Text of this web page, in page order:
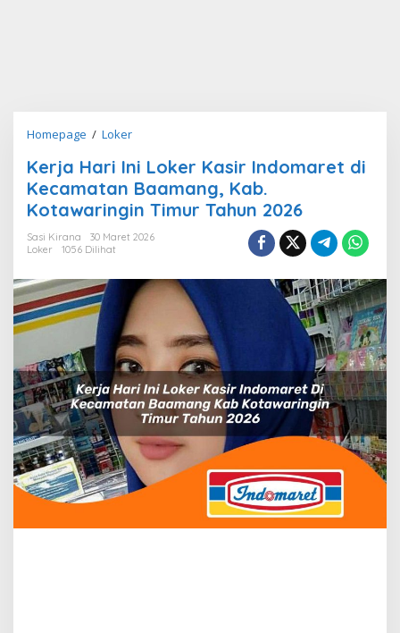
Homepage / LokerKerja
Ini
Loker
Kasir
di
Baamang,
Kab.
Kotawaringin
Timur
Tahun
2026
Kerja Hari Ini Loker Kasir Indomaret di
Kecamatan Baamang, Kab.
Kotawaringin Timur Tahun 2026
Sasi Kirana
30 Maret 2026
Loker
1056 Dilihat